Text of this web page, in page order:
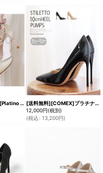
[送料無料][COMEX][Platino deux]プラチナドゥ・ゴールド・ブラック・シルバー・チュール・ラメ・ラインストーン・ポインテッドトゥ・アンクルストラップ・8cm・パンプス[即日発送]
[送料無料][COMEX]プラチナドゥ・ピンクベージュ・ブラック・エナメル・25.5cmまで・ピンヒール・ポインテッドトゥ・10cmヒール・パンプス[即日発送][大きいサイズあり]
12,000円(税別)
(税込: 13,200円)